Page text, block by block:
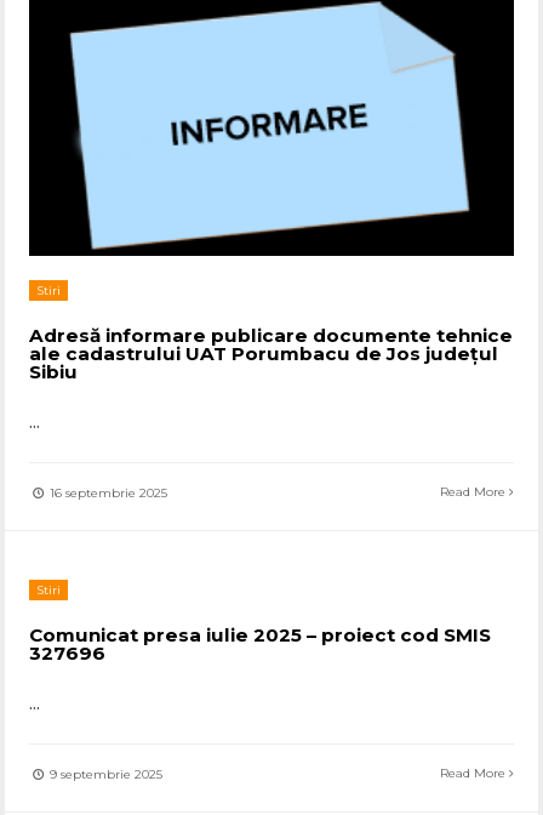
Stiri
Adresă informare publicare documente tehnice
ale cadastrului UAT Porumbacu de Jos județul
Sibiu
...
16 septembrie 2025 Read More
Stiri
Comunicat presa iulie 2025 – proiect cod SMIS
327696
...
9 septembrie 2025 Read More